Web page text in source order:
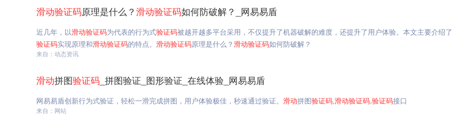
滑动验证码原理是什么？滑动验证码如何防破解？_网易易盾
近几年，以滑动验证码为代表的行为式验证码被越开越多平台采用，不仅提升了机器破解的难度，还提升了用户体验。本文主要介绍了
验证码实现原理和滑动验证码的特点。 滑动验证码原理是什么？ 滑动验证码如何防破解？
来自：动态资讯
滑动拼图验证码 _拼图验证_图形验证_在线体验_网易易盾
网易易盾创新行为式验证，轻松一滑完成拼图，用户体验极佳，秒速通过验证。 滑动拼图验证码,滑动验证码,验证码接口
来自：网站